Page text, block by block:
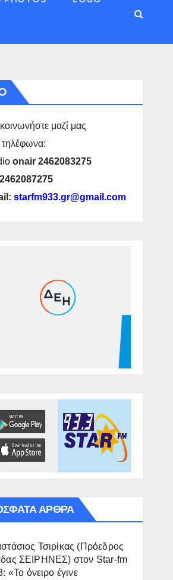
μαζί μας
τηλέφωνα:
onair 2462083275
2462087275
starfm933.gr@gmail.com
ΆΡΘΡΑ
Τσιρίκας (Πρόεδρος
ΣΕΙΡΗΝΕΣ) στον Star-fm
«Το όνειρο έγινε